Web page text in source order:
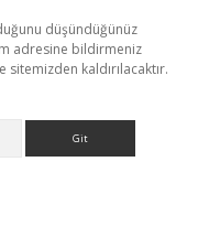
düşündüğünüz
adresine bildirmeniz
kaldırılacaktır.